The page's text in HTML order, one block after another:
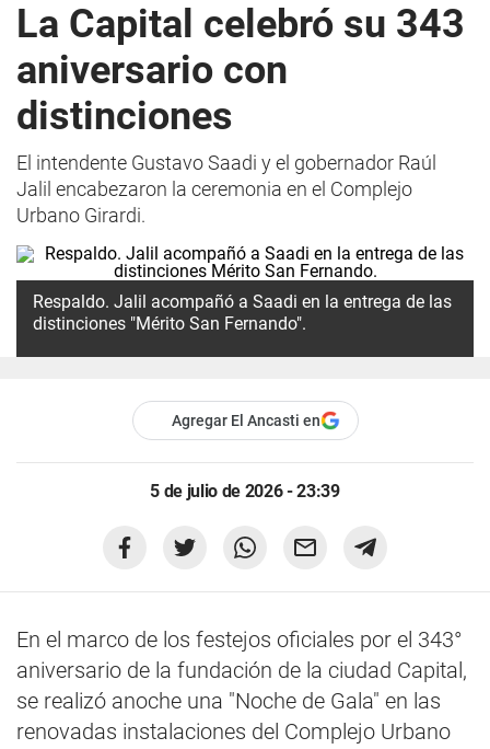
La Capital celebró su 343
aniversario con
distinciones
El intendente Gustavo Saadi y el gobernador Raúl
Jalil encabezaron la ceremonia en el Complejo
Urbano Girardi.
Respaldo. Jalil acompañó a Saadi en la entrega de las
distinciones "Mérito San Fernando".
Agregar El Ancasti en
5 de julio de 2026 - 23:39
En el marco de los festejos oficiales por el 343°
aniversario de la fundación de la ciudad Capital,
se realizó anoche una "Noche de Gala" en las
renovadas instalaciones del Complejo Urbano